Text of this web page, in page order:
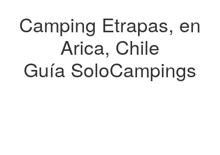
Camping Etrapas, en
Arica, Chile
Guía SoloCampings